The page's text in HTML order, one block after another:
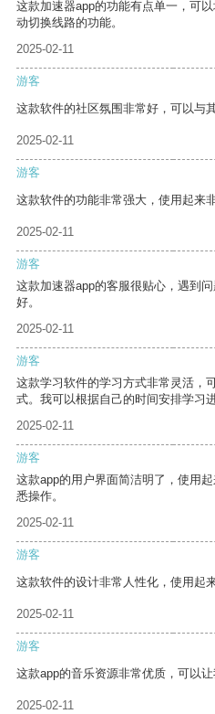
这款加速器app的功能有点单一，可
动切换线路的功能。
2025-02-11
游客
这款软件的社区氛围非常好，可以与
2025-02-11
游客
这款软件的功能非常强大，使用起来
2025-02-11
游客
这款加速器app的客服很贴心，遇到
好。
2025-02-11
游客
这款学习软件的学习方式非常灵活，
式。我可以根据自己的时间安排学习进
2025-02-11
游客
这款app的用户界面简洁明了，使用
悉操作。
2025-02-11
游客
这款软件的设计非常人性化，使用起
2025-02-11
游客
这款app的音乐资源非常优质，可以让
2025-02-11